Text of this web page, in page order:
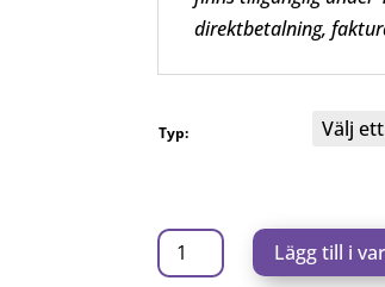
direktbetalning,
Typ:
Bokslut
&
Lägg till i